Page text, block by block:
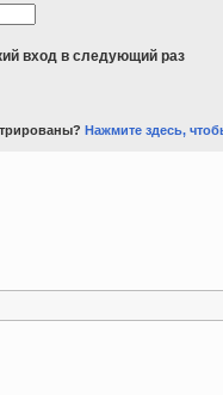
вход в следующий раз
Нажмите здесь,